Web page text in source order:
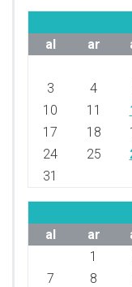
al
ar
3
4
10
11
17
18
24
25
31
al
ar
1
7
8